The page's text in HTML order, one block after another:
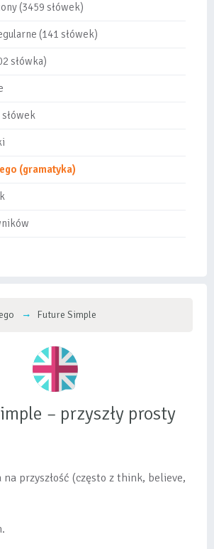
(3459 słówek)
(141 słówek)
słówka)
(gramatyka)
Future Simple
– przyszły prosty
przyszłość (często z think, believe,